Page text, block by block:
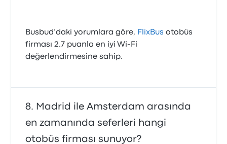
Busbud’daki yorumlara göre, FlixBus otobüs
firması 2.7 puanla en iyi Wi‑Fi
değerlendirmesine sahip.
Madrid ile Amsterdam arasında
en zamanında seferleri hangi
otobüs firması sunuyor?